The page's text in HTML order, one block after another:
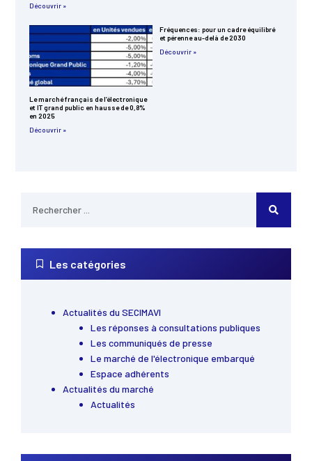
Découvrir »
Le marché français de l’électronique
et IT grand public en hausse de 0,8%
en 2025
Découvrir »
Fréquences: pour un cadre équilibré
et pérenne au-delà de 2030
Découvrir »
Les catégories
Actualités du SECIMAVI
Les réponses à consultations publiques
Les communiqués de presse
Le marché de l'électronique embarqué
Espace adhérents
Actualités du marché
Actualités